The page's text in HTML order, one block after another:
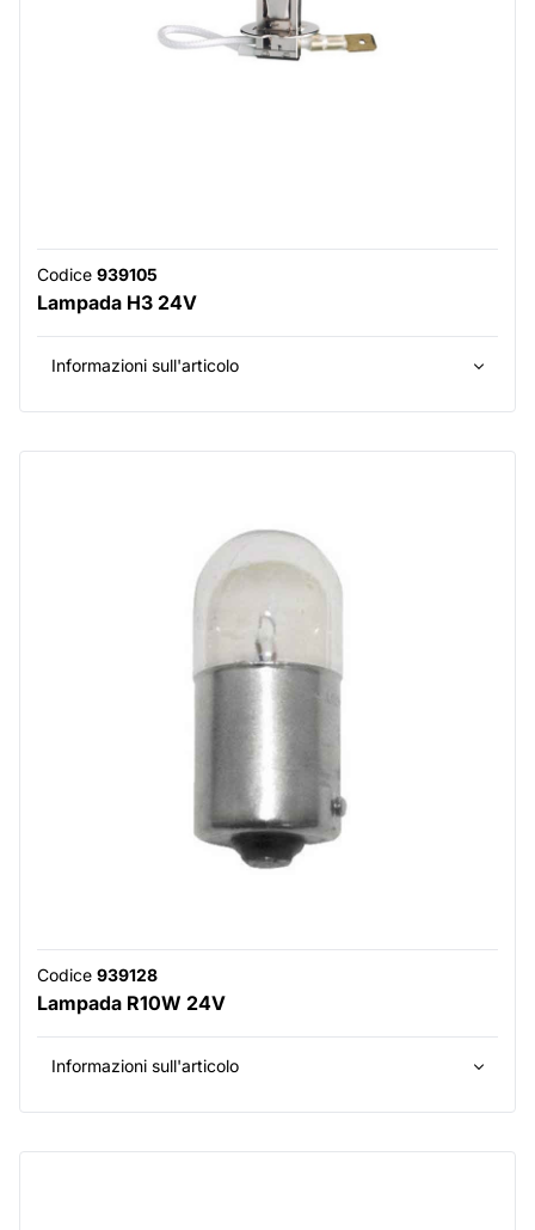
Codice 939105
Lampada H3 24V
Informazioni sull'articolo
Codice 939128
Lampada R10W 24V
Informazioni sull'articolo